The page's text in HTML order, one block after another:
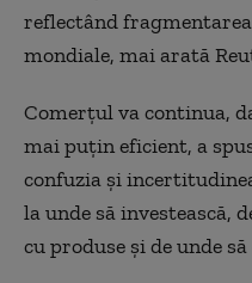
reflectând
mondiale, mai arată
Comerţul va continua,
mai puţin eficient, a
confuzia şi
la unde să investească,
cu produse şi de unde